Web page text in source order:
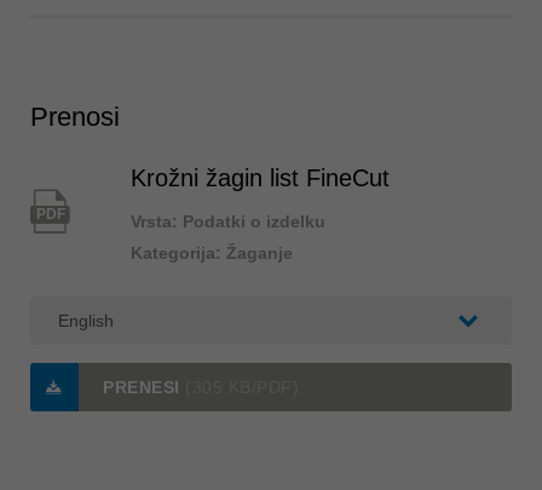
Prenosi
PDF
Krožni žagin list FineCut
Vrsta: Podatki o izdelku
Kategorija: Žaganje
PRENESI